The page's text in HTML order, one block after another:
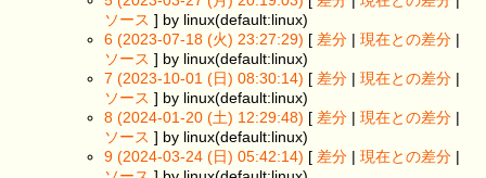
ソース ] by linux(default:linux)
6 (2023-07-18 (火) 23:27:29) [ 差分 |現在との差分 |
ソース ] by linux(default:linux)
7 (2023-10-01 (日) 08:30:14) [ 差分 |現在との差分 |
ソース ] by linux(default:linux)
8 (2024-01-20 (土) 12:29:48) [ 差分 |現在との差分 |
ソース ] by linux(default:linux)
9 (2024-03-24 (日) 05:42:14) [ 差分 |現在との差分 |